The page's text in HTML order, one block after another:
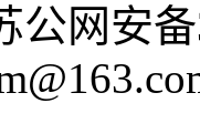
公网安